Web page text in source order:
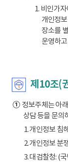
1. 비인가
개인정
장소를
운영하
제10조(
①정보주체는 아
상담 등을 문의
1. 개인정보 침
2. 개인정보 분
3. 대검찰청: (